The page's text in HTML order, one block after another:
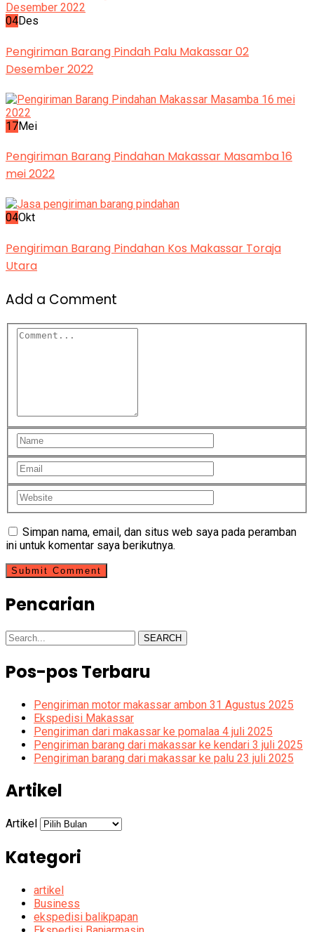
04Des
Pengiriman Barang Pindah Palu Makassar 02
Desember 2022
17Mei
Pengiriman Barang Pindahan Makassar Masamba 16
mei 2022
04Okt
Pengiriman Barang Pindahan Kos Makassar Toraja
Utara
Add a Comment
Simpan nama, email, dan situs web saya pada peramban
ini untuk komentar saya berikutnya.
Pencarian
SEARCH
Pos-pos Terbaru
Pengiriman motor makassar ambon 31 Agustus 2025
Ekspedisi Makassar
Pengiriman dari makassar ke pomalaa 4 juli 2025
Pengiriman barang dari makassar ke kendari 3 juli 2025
Pengiriman barang dari makassar ke palu 23 juli 2025
Artikel
Artikel
Kategori
artikel
Business
ekspedisi balikpapan